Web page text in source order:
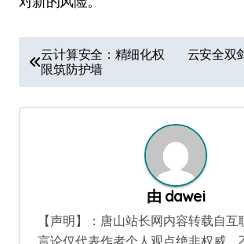
章
导
云计算安全：精细化权
限筑防护墙
云安全双
由 dawei
【声明】：唐山站长网内容转载自
言论仅代表作者个人观点绝非权威，